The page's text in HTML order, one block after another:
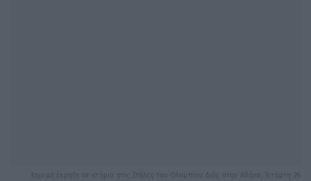
Ισχυρή έκρηξη σε κτήριο στις Στήλες του Ολυμπίου Διός στην Αθήνα, Τετάρτη 26